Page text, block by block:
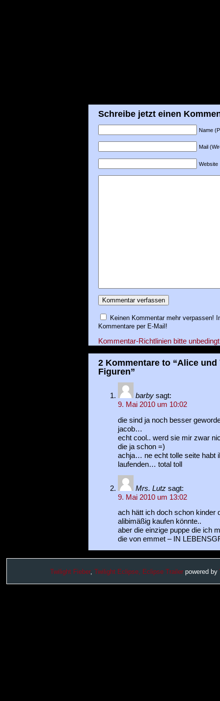
Schreibe jetzt einen
Name
Mail
Website
Keinen Kommentar mehr verpassen!
Kommentare per E-Mail!
Kommentar-Richtlinien bitte
2 Kommentare to “Alice
Figuren”
barby sagt:
9. Mai 2010 um 10:02
die sind ja noch besser
jacob…
echt cool.. werd sie mir zwar
die ja schon =)
achja… ne echt tolle seite habt
laufenden… total toll
Mrs. Lutz sagt:
9. Mai 2010 um 13:02
ach hätt ich doch schon kinder
alibimäßig kaufen könnte..
aber die einzige puppe die ich
die von emmet – IN
Twilight Fieber, Twilight Eclipse, Eclipse Trailer powered by